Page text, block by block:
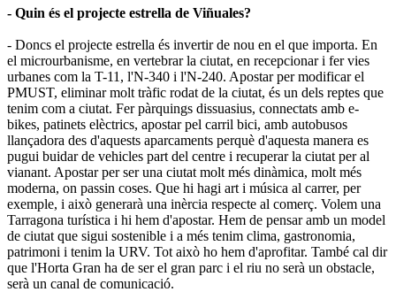
- Quin és el projecte estrella de Viñuales?
- Doncs el projecte estrella és invertir de nou en el que importa. En
el microurbanisme, en vertebrar la ciutat, en recepcionar i fer vies
urbanes com la T-11, l'N-340 i l'N-240. Apostar per modificar el
PMUST, eliminar molt tràfic rodat de la ciutat, és un dels reptes que
tenim com a ciutat. Fer pàrquings dissuasius, connectats amb e-
bikes, patinets elèctrics, apostar pel carril bici, amb autobusos
llançadora des d'aquests aparcaments perquè d'aquesta manera es
pugui buidar de vehicles part del centre i recuperar la ciutat per al
vianant. Apostar per ser una ciutat molt més dinàmica, molt més
moderna, on passin coses. Que hi hagi art i música al carrer, per
exemple, i això generarà una inèrcia respecte al comerç. Volem una
Tarragona turística i hi hem d'apostar. Hem de pensar amb un model
de ciutat que sigui sostenible i a més tenim clima, gastronomia,
patrimoni i tenim la URV. Tot això ho hem d'aprofitar. També cal dir
que l'Horta Gran ha de ser el gran parc i el riu no serà un obstacle,
serà un canal de comunicació.